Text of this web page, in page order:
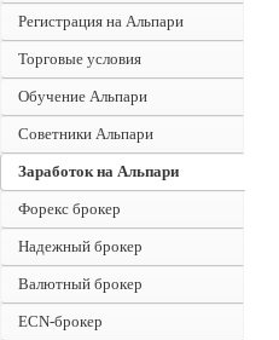
Регистрация на Альпари
Торговые условия
Обучение Альпари
Советники Альпари
Заработок на Альпари
Форекс брокер
Надежный брокер
Валютный брокер
ECN-брокер